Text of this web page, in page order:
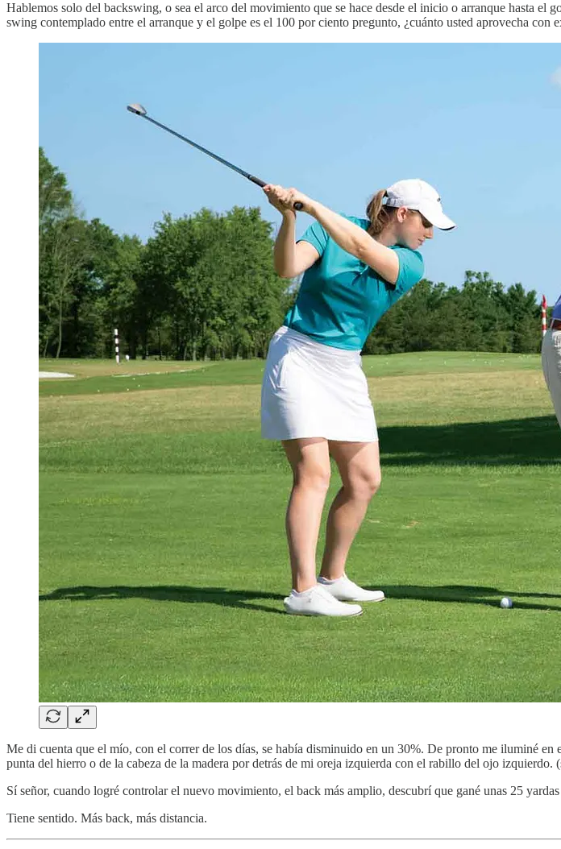
Hablemos solo del backswing, o sea el arco del movimiento que se hace desde el inicio o arranque hasta el
swing contemplado entre el arranque y el golpe es el 100 por ciento pregunto, ¿cuánto usted aprovecha con
Me di cuenta que el mío, con el correr de los días, se había disminuido en un 30%. De pronto me iluminé
punta del hierro o de la cabeza de la madera por detrás de mi oreja izquierda con el rabillo del ojo izquierdo.
Sí señor, cuando logré controlar el nuevo movimiento, el back más amplio, descubrí que gané unas 25 yardas
Tiene sentido. Más back, más distancia.